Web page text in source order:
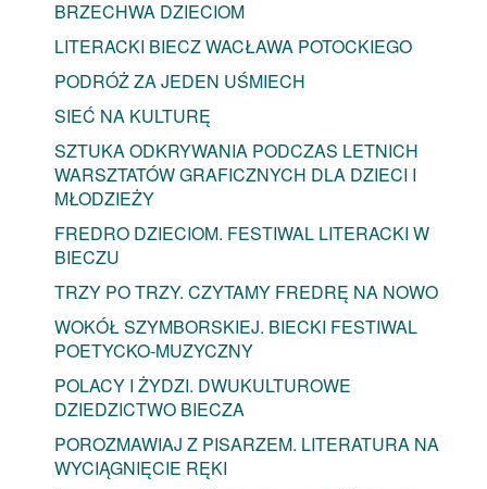
BRZECHWA DZIECIOM
LITERACKI BIECZ WACŁAWA POTOCKIEGO
PODRÓŻ ZA JEDEN UŚMIECH
SIEĆ NA KULTURĘ
SZTUKA ODKRYWANIA PODCZAS LETNICH
WARSZTATÓW GRAFICZNYCH DLA DZIECI I
MŁODZIEŻY
FREDRO DZIECIOM. FESTIWAL LITERACKI W
BIECZU
TRZY PO TRZY. CZYTAMY FREDRĘ NA NOWO
WOKÓŁ SZYMBORSKIEJ. BIECKI FESTIWAL
POETYCKO-MUZYCZNY
POLACY I ŻYDZI. DWUKULTUROWE
DZIEDZICTWO BIECZA
POROZMAWIAJ Z PISARZEM. LITERATURA NA
WYCIĄGNIĘCIE RĘKI